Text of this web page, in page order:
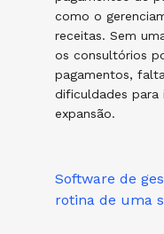
como o
receitas. Sem
os consultórios
pagamentos,
dificuldades para
expansão.
Software de
rotina de uma